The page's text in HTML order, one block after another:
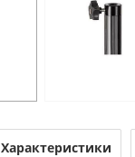
Характеристики